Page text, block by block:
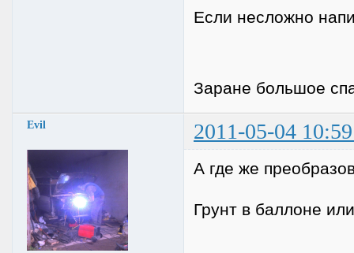
Если несложно
Заране большое
Evil 2011-05-04
А где же
Грунт в баллоне